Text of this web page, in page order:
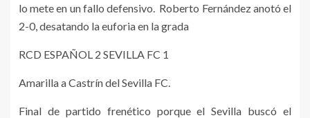
lo mete en un fallo defensivo. Roberto Fernández anotó el
2-0, desatando la euforia en la grada
RCD ESPAÑOL 2 SEVILLA FC 1
Amarilla a Castrín del Sevilla FC.
Final de partido frenético porque el Sevilla buscó el